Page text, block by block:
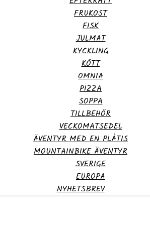
FRUKOST
FISK
JULMAT
KYCKLING
KÖTT
OMNIA
PIZZA
SOPPA
TILLBEHÖR
VECKOMATSEDEL
ÄVENTYR MED EN PLÅTIS
MOUNTAINBIKE ÄVENTYR
SVERIGE
EUROPA
NYHETSBREV